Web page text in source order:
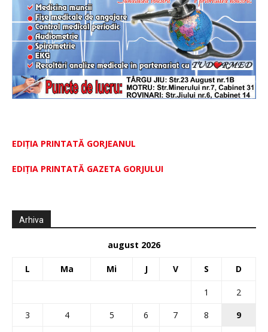
EDIȚIA PRINTATĂ GORJEANUL
EDIŢIA PRINTATĂ GAZETA GORJULUI
Arhiva
august 2026
L Ma Mi J V S D
1
2
3
4 5 6 7 8 9